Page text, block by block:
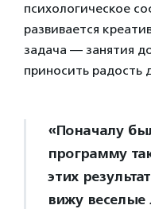
психологическое
развивается
задача — занятия
приносить радость
«Поначалу
программу
этих
вижу веселые